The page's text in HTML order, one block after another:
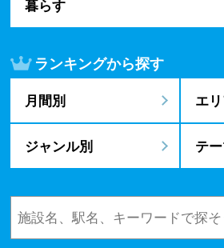
暮らす
ランキングから探す
月間別 エ
ジャンル別 テ